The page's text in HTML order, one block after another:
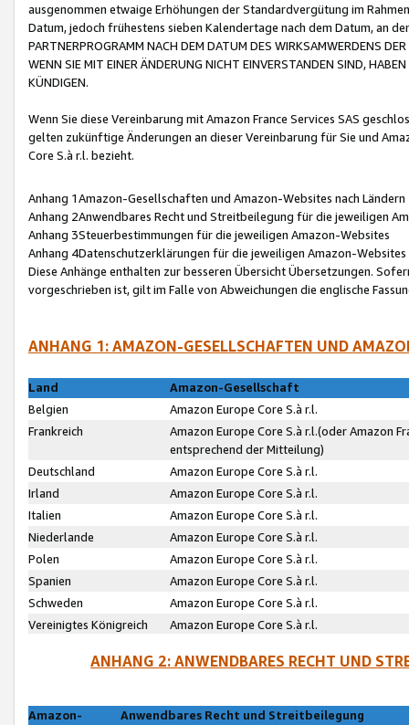
ausgenommen etwaige Erhöhungen der Standardvergütung im
Datum, jedoch frühestens sieben Kalendertage nach dem Datum, an
PARTNERPROGRAMM NACH DEM DATUM DES WIRKSAMWERDENS
WENN SIE MIT EINER ÄNDERUNG NICHT EINVERSTANDEN SIND,
KÜNDIGEN.
Wenn Sie diese Vereinbarung mit Amazon France Services SAS
gelten zukünftige Änderungen an dieser Vereinbarung für Sie und
Core S.à r.l. bezieht.
Anhang 1Amazon-Gesellschaften und Amazon-Websites nach Ländern
Anhang 2Anwendbares Recht und Streitbeilegung für die jeweiligen
Anhang 3Steuerbestimmungen für die jeweiligen Amazon-Websites
Anhang 4Datenschutzerklärungen für die jeweiligen Amazon-Websites
Diese Anhänge enthalten zur besseren Übersicht Übersetzungen.
vorgeschrieben ist, gilt im Falle von Abweichungen die englische
ANHANG 1: AMAZON-GESELLSCHAFTEN UND
Land
Amazon-Gesellschaft
Belgien
Amazon Europe Core S.à r.l.
Frankreich
Amazon Europe Core S.à r.l.(oder Amazon
entsprechend der Mitteilung)
Deutschland
Amazon Europe Core S.à r.l.
Irland
Amazon Europe Core S.à r.l.
Italien
Amazon Europe Core S.à r.l.
Niederlande
Amazon Europe Core S.à r.l.
Polen
Amazon Europe Core S.à r.l.
Spanien
Amazon Europe Core S.à r.l.
Schweden
Amazon Europe Core S.à r.l.
Vereinigtes Königreich
Amazon Europe Core S.à r.l.
ANHANG 2: ANWENDBARES RECHT UND
Amazon-
Anwendbares Recht und Streitbeilegung